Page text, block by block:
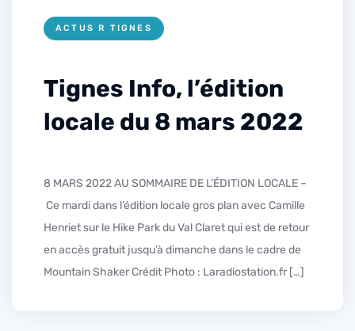
ACTUS R TIGNES
Tignes Info, l’édition
locale du 8 mars 2022
8 MARS 2022 AU SOMMAIRE DE L’ÉDITION LOCALE –
Ce mardi dans l’édition locale gros plan avec Camille
Henriet sur le Hike Park du Val Claret qui est de retour
en accès gratuit jusqu’à dimanche dans le cadre de
Mountain Shaker Crédit Photo : Laradiostation.fr […]